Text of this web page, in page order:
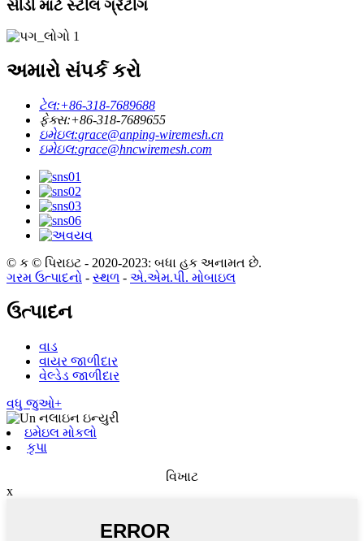
સીડી માટે સ્ટીલ ગ્રેટીંગ
અમારો સંપર્ક કરો
ટેલ:+86-318-7689688
ફેક્સ:+86-318-7689655
ઇમેઇલ:grace@anping-wiremesh.cn
ઇમેઇલ:grace@hncwiremesh.com
© ક © પિરાઇટ - 2020-2023: બધા હક અનામત છે.
ગરમ ઉત્પાદનો - સ્થળ - એ.એમ.પી. મોબાઇલ
ઉત્પાદન
વાડ
વાયર જાળીદાર
વેલ્ડેડ જાળીદાર
વધુ જુઓ+
ઇમેઇલ મોકલો
કૃપા
વિખાટ
x